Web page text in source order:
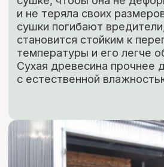
Свяжитесь с нами
КОНТАКТЫ
+7 (926) 295-45-00